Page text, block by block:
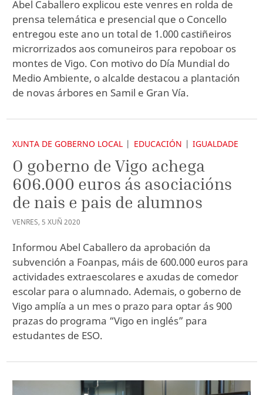
Abel Caballero explicou este venres en rolda de
prensa telemática e presencial que o Concello
entregou este ano un total de 1.000 castiñeiros
microrrizados aos comuneiros para repoboar os
montes de Vigo. Con motivo do Día Mundial do
Medio Ambiente, o alcalde destacou a plantación
de novas árbores en Samil e Gran Vía.
XUNTA DE GOBERNO LOCAL EDUCACIÓN IGUALDADE
O goberno de Vigo achega
606.000 euros ás asociacións
de nais e pais de alumnos
VENRES, 5 XUÑ 2020
Informou Abel Caballero da aprobación da
subvención a Foanpas, máis de 600.000 euros para
actividades extraescolares e axudas de comedor
escolar para o alumnado. Ademais, o goberno de
Vigo amplía a un mes o prazo para optar ás 900
prazas do programa “Vigo en inglés” para
estudantes de ESO.